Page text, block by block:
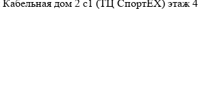
Кабельная дом 2 с1 (ТЦ СпортEX) этаж 4